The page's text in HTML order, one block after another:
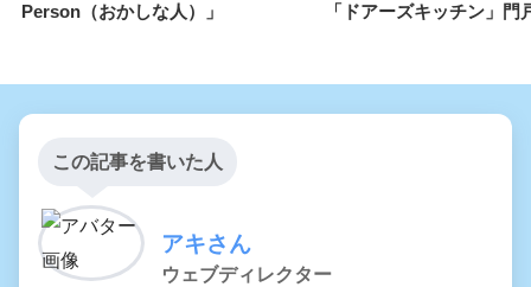
Person（おかしな人）」
「ドアーズキッチン」門
この記事を書いた人
アキさん
ウェブディレクター